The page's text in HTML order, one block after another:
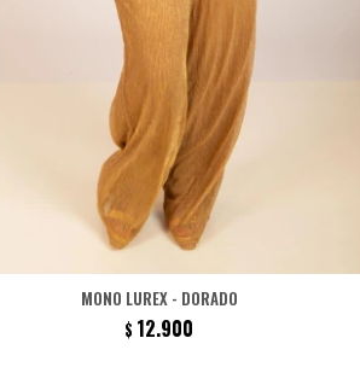
MONO LUREX - DORADO
$ 12.900